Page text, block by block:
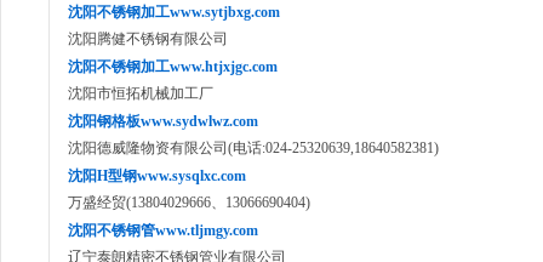
沈阳不锈钢加工www.sytjbxg.com
沈阳腾健不锈钢有限公司
沈阳不锈钢加工www.htjxjgc.com
沈阳市恒拓机械加工厂
沈阳钢格板www.sydwlwz.com
沈阳德威隆物资有限公司(电话:024-25320639,18640582381)
沈阳H型钢www.sysqlxc.com
万盛经贸(13804029666、13066690404)
沈阳不锈钢管www.tljmgy.com
辽宁泰朗精密不锈钢管业有限公司